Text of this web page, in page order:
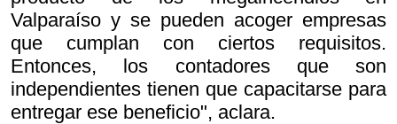
Valparaíso y se pueden acoger empresas
que cumplan con ciertos requisitos.
Entonces, los contadores que son
independientes tienen que capacitarse para
entregar ese beneficio", aclara.